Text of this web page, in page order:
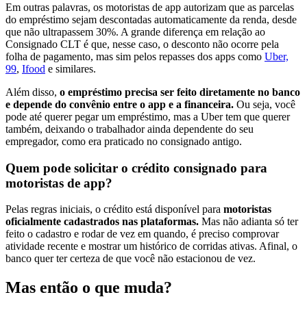
Em outras palavras, os motoristas de app autorizam que as parcelas
do empréstimo sejam descontadas automaticamente da renda, desde
que não ultrapassem 30%. A grande diferença em relação ao
Consignado CLT é que, nesse caso, o desconto não ocorre pela
folha de pagamento, mas sim pelos repasses dos apps como Uber,
99, Ifood e similares.
Além disso, o empréstimo precisa ser feito diretamente no banco
e depende do convênio entre o app e a financeira. Ou seja, você
pode até querer pegar um empréstimo, mas a Uber tem que querer
também, deixando o trabalhador ainda dependente do seu
empregador, como era praticado no consignado antigo.
Quem pode solicitar o crédito consignado para
motoristas de app?
Pelas regras iniciais, o crédito está disponível para motoristas
oficialmente cadastrados nas plataformas. Mas não adianta só ter
feito o cadastro e rodar de vez em quando, é preciso comprovar
atividade recente e mostrar um histórico de corridas ativas. Afinal, o
banco quer ter certeza de que você não estacionou de vez.
Mas então o que muda?